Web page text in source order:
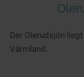
Der Olerudsjön
Värmland.